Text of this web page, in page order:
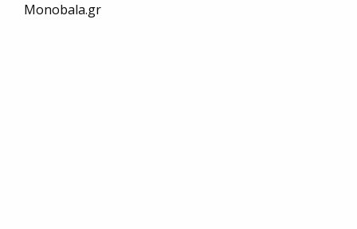
Monobala.gr